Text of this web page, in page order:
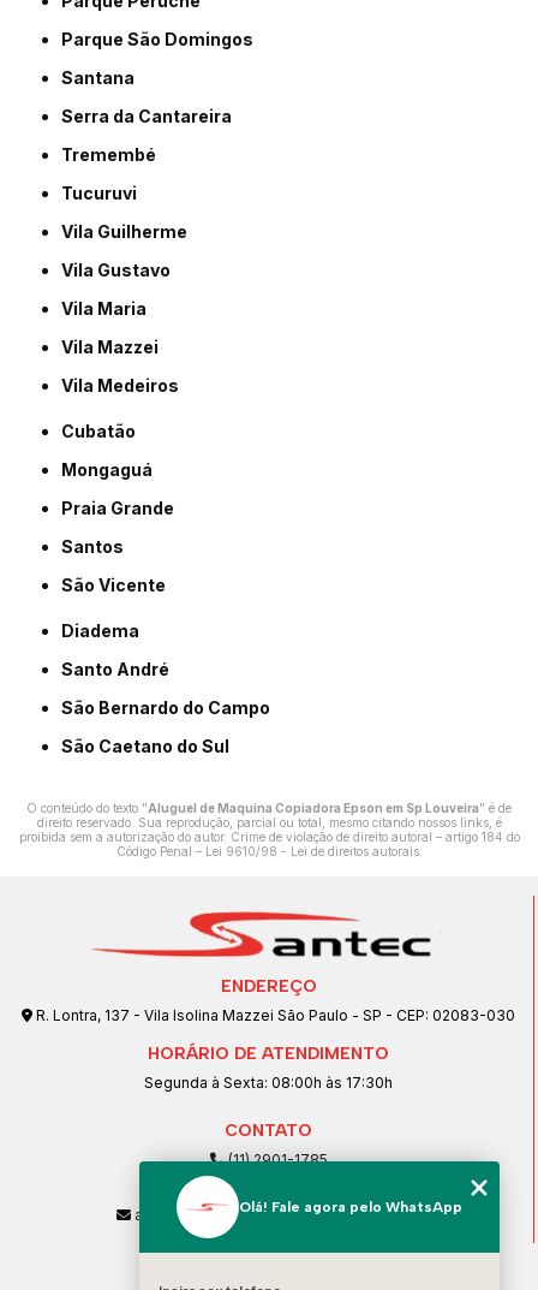
Parque São Domingos
Santana
Serra da Cantareira
Tremembé
Tucuruvi
Vila Guilherme
Vila Gustavo
Vila Maria
Vila Mazzei
Vila Medeiros
Cubatão
Mongaguá
Praia Grande
Santos
São Vicente
Diadema
Santo André
São Bernardo do Campo
São Caetano do Sul
O conteúdo do texto "Aluguel de Maquina Copiadora Epson em Sp Louveira" é de
direito reservado. Sua reprodução, parcial ou total, mesmo citando nossos links, é
proibida sem a autorização do autor. Crime de violação de direito autoral – artigo 184 do
Código Penal – Lei 9610/98 - Lei de direitos autorais.
ENDEREÇO
R. Lontra, 137 - Vila Isolina Mazzei São Paulo - SP - CEP: 02083-030
HORÁRIO DE ATENDIMENTO
Segunda à Sexta: 08:00h às 17:30h
CONTATO
(11) 2901-1785
(11) 99239-1832
atendimento@santeccopiadoras.com.br
Olá! Fale agora pelo WhatsApp